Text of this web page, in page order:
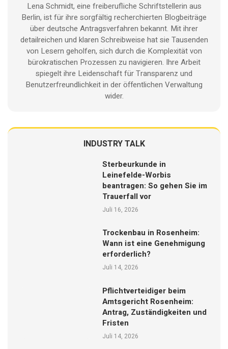
Lena Schmidt, eine freiberufliche Schriftstellerin aus
Berlin, ist für ihre sorgfältig recherchierten Blogbeiträge
über deutsche Antragsverfahren bekannt. Mit ihrer
detailreichen und klaren Schreibweise hat sie Tausenden
von Lesern geholfen, sich durch die Komplexität von
bürokratischen Prozessen zu navigieren. Ihre Arbeit
spiegelt ihre Leidenschaft für Transparenz und
Benutzerfreundlichkeit in der öffentlichen Verwaltung
wider.
INDUSTRY TALK
Sterbeurkunde in
Leinefelde-Worbis
beantragen: So gehen Sie im
Trauerfall vor
Juli 16, 2026
Trockenbau in Rosenheim:
Wann ist eine Genehmigung
erforderlich?
Juli 14, 2026
Pflichtverteidiger beim
Amtsgericht Rosenheim:
Antrag, Zuständigkeiten und
Fristen
Juli 14, 2026